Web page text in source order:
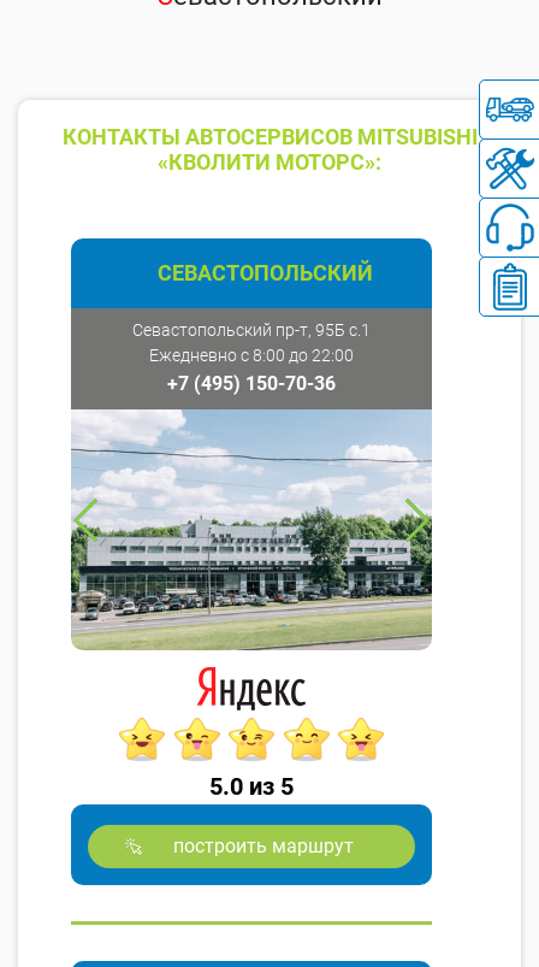
КОНТАКТЫ АВТОСЕРВИСОВ MITSUBISHI
«КВОЛИТИ МОТОРС»:
СЕВАСТОПОЛЬСКИЙ
Севастопольский пр-т, 95Б с.1
Ежедневно с 8:00 до 22:00
+7 (495) 150-70-36
5.0 из 5
построить маршрут